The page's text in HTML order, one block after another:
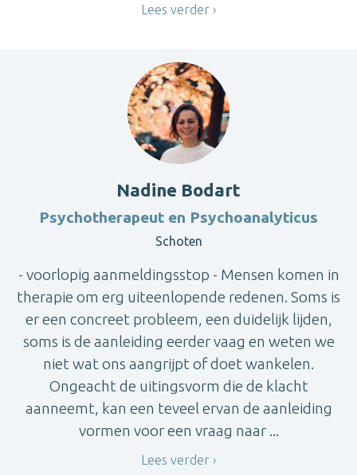
Lees verder
Nadine Bodart
Psychotherapeut en Psychoanalyticus
Schoten
- voorlopig aanmeldingsstop - Mensen komen in
therapie om erg uiteenlopende redenen. Soms is
er een concreet probleem, een duidelijk lijden,
soms is de aanleiding eerder vaag en weten we
niet wat ons aangrijpt of doet wankelen.
Ongeacht de uitingsvorm die de klacht
aanneemt, kan een teveel ervan de aanleiding
vormen voor een vraag naar ...
Lees verder